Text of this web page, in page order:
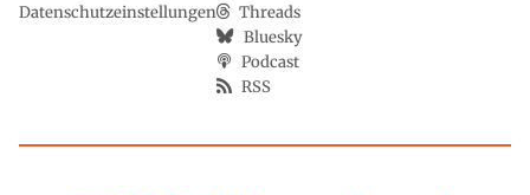
Datenschutzeinstellungen
Threads
Bluesky
Podcast
RSS